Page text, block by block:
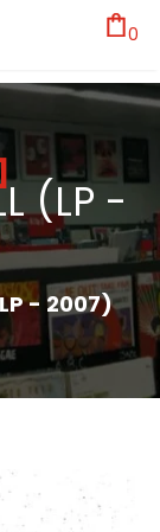
0
(LP -
- 2007)